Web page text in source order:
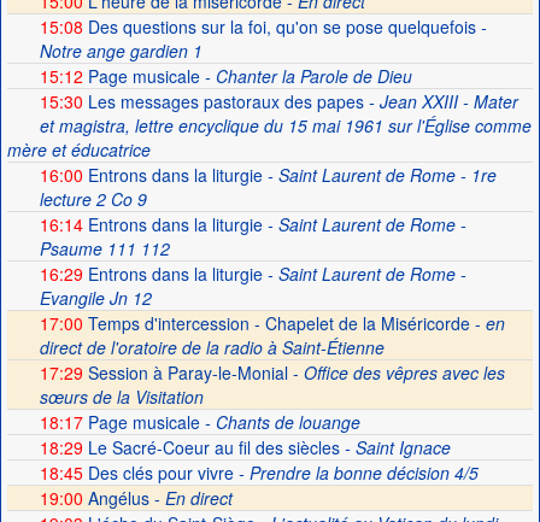
15:08 Des questions sur la foi, qu'on se pose quelquefois-
Notre ange gardien 1
15:12 Page musicale- Chanter la Parole de Dieu
15:30 Les messages pastoraux des papes- Jean XXIII - Mater
et magistra, lettre encyclique du 15 mai 1961 sur l'Église comme
mère et éducatrice
16:00 Entrons dans la liturgie- Saint Laurent de Rome - 1re
lecture 2 Co 9
16:14Entrons dans la liturgie- Saint Laurent de Rome -
Psaume 111 112
16:29Entrons dans la liturgie- Saint Laurent de Rome -
Evangile Jn 12
17:00 Temps d'intercession - Chapelet de la Miséricorde - en
direct de l'oratoire de la radio à Saint-Étienne
17:29 Session à Paray-le-Monial - Office des vêpres avec les
sœurs de la Visitation
18:17Page musicale- Chants de louange
18:29Le Sacré-Coeur au fil des siècles- Saint Ignace
18:45Des clés pour vivre- Prendre la bonne décision 4/5
19:00 Angélus - En direct